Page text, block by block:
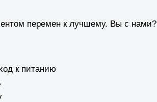
перемен к лучшему. Вы с нами?
к питанию